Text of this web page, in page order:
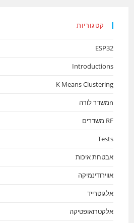
קטגוריות
ESP32
Introductions
K Means Clustering
nמשדר לורה
RF משדרים
Tests
אבטחת איכות
אווירודינמיקה
אלגוטרייד
אלקטרואופטיקה